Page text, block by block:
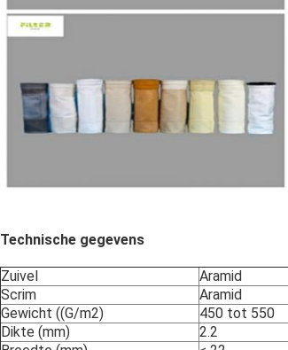
Technische gegevens
Zuivel
Aramid
Scrim
Aramid
Gewicht ((G/m2)
450 tot 550
Dikte (mm)
2.2